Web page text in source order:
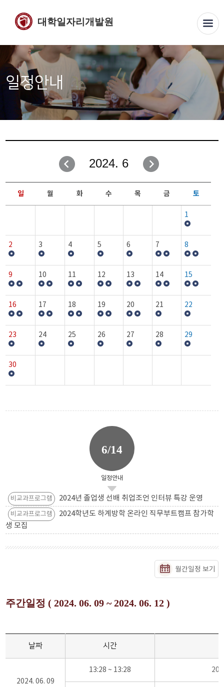
대학일자리개발원
일정안내
2024. 6
일 월 화 수 목 금 토
1
2 3 4 5 6 7 8
9 10 11 12 13 14 15
16 17 18 19 20 21 22
23 24 25 26 27 28 29
30
6/14
일정안내
비교과프로그램 2024년 졸업생 선배 취업조언 인터뷰 특강 운영
비교과프로그램
2024학년도 하계방학 온라인 직무부트캠프 참가학
생 모집
월간일정 보기
주간일정 ( 2024. 06. 09 ~ 2024. 06. 12 )
날짜 시간
2024. 06. 09
13:28 ~ 13:28